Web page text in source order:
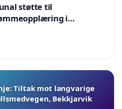
støtte til
i
Tiltak mot langvarige
Bekkjarvik